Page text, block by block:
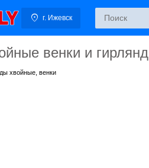
г. Ижевск
венки и
хвойные, венки